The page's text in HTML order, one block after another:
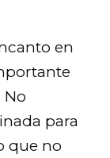
en
No
para
que no